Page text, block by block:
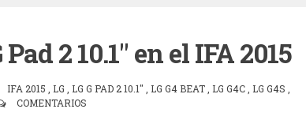
2 10.1" en el IFA 2015
IFA 2015 LG LG G PAD 2 10.1" LG G4 BEAT LG G4C LG G4S
COMENTARIOS